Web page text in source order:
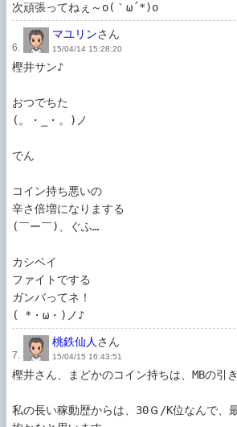
次頑張ってねぇ～o(｀ω´*)o
6.
マユリンさん
15/04/14 15:28:20
樫井サン♪
おつでちた
(。・_・。)ノ
でん
コイン持ち悪いの
辛さ倍増になりまする
(￣ー￣)、ぐふ…
カシベイ
ファイトでする
ガンバってネ！
( *・ω・)ノ♪
7.
桃鉄仙人さん
15/04/15 16:43:51
樫井さん、まどかのコイン持ちは、MBの引
私の長い稼動歴からは、30Ｇ/K位なんで、